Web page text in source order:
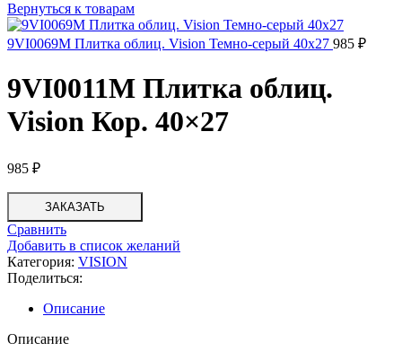
Вернуться к товарам
9VI0069M Плитка облиц. Vision Темно-серый 40x27 985 ₽
9VI0011M Плитка облиц.
Vision Кор. 40×27
985 ₽
ЗАКАЗАТЬ
Сравнить
Добавить в список желаний
Категория: VISION
Поделиться:
Описание
Описание